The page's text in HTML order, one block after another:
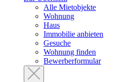
Alle Mietobjekte
Wohnung
Haus
Immobilie anbieten
Gesuche
Wohnung finden
Bewerberformular